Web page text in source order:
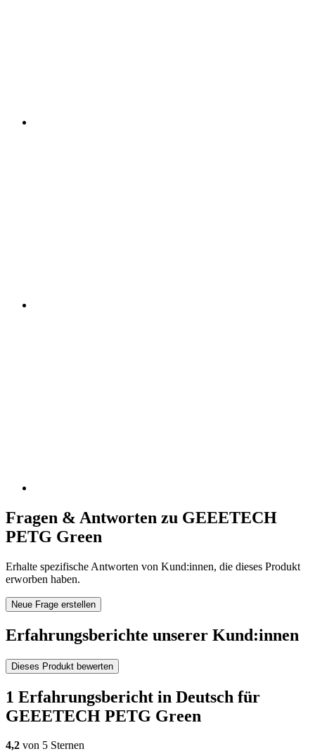
Fragen & Antworten zu GEEETECH
PETG Green
Erhalte spezifische Antworten von Kund:innen, die dieses Produkt
erworben haben.
Neue Frage erstellen
Erfahrungsberichte unserer Kund:innen
Dieses Produkt bewerten
1 Erfahrungsbericht in Deutsch für
GEEETECH PETG Green
4,2 von 5 Sternen